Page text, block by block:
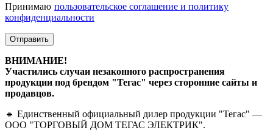
Принимаю пользовательское соглашение и политику
конфиденциальности
Отправить
ВНИМАНИЕ!
Участились случаи незаконного распространения
продукции под брендом "Тегас" через сторонние сайты и
продавцов.
🔹 Единственный официальный дилер продукции "Тегас" —
ООО "ТОРГОВЫЙ ДОМ ТЕГАС ЭЛЕКТРИК".